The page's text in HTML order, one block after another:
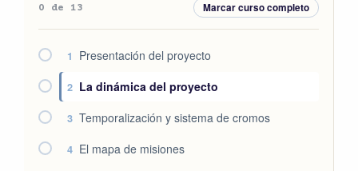
0 de 13 Marcar curso completo
1 Presentación del proyecto
2 La dinámica del proyecto
3 Temporalización y sistema de cromos
4 El mapa de misiones